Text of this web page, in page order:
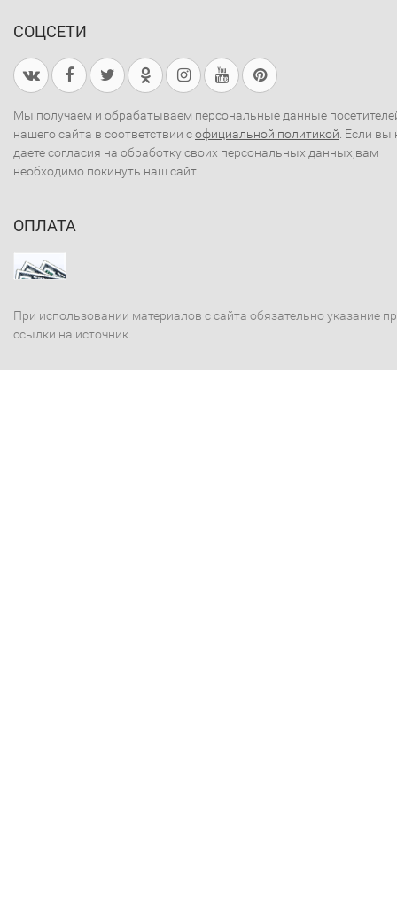
СОЦСЕТИ
Мы получаем и обрабатываем персональные данные
нашего сайта в соответствии софициальной политикой . Если вы
даете согласия на обработку своих персональных данных,вам
необходимо покинуть наш сайт.
ОПЛАТА
При использовании материалов с сайта обязательно указание
ссылки на источник.